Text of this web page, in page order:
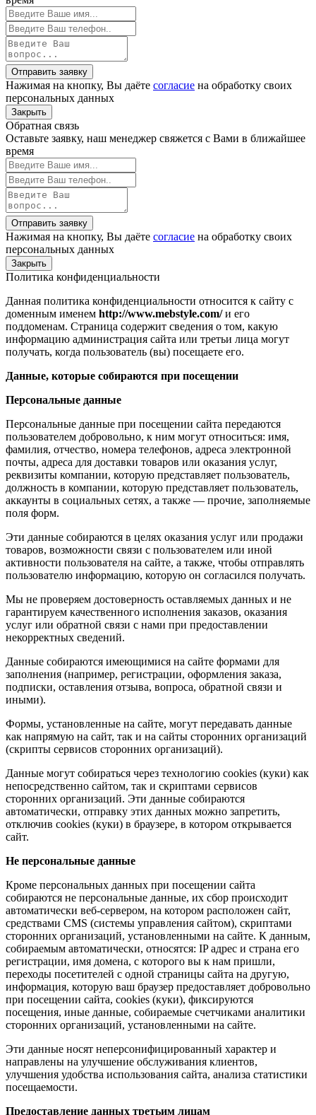
Отправить заявку
Нажимая на кнопку, Вы даёте согласие на обработку своих
персональных данных
Закрыть
Обратная связь
Оставьте заявку, наш менеджер свяжется с Вами в ближайшее
время
Отправить заявку
Нажимая на кнопку, Вы даёте согласие на обработку своих
персональных данных
Закрыть
Политика конфиденциальности
Данная политика конфиденциальности относится к сайту с
доменным именем http://www.mebstyle.com/и его
поддоменам. Страница содержит сведения о том, какую
информацию администрация сайта или третьи лица могут
получать, когда пользователь (вы) посещаете его.
Данные, которые собираются при посещении
Персональные данные
Персональные данные при посещении сайта передаются
пользователем добровольно, к ним могут относиться: имя,
фамилия, отчество, номера телефонов, адреса электронной
почты, адреса для доставки товаров или оказания услуг,
реквизиты компании, которую представляет пользователь,
должность в компании, которую представляет пользователь,
аккаунты в социальных сетях, а также — прочие, заполняемые
поля форм.
Эти данные собираются в целях оказания услуг или продажи
товаров, возможности связи с пользователем или иной
активности пользователя на сайте, а также, чтобы отправлять
пользователю информацию, которую он согласился получать.
Мы не проверяем достоверность оставляемых данных и не
гарантируем качественного исполнения заказов, оказания
услуг или обратной связи с нами при предоставлении
некорректных сведений.
Данные собираются имеющимися на сайте формами для
заполнения (например, регистрации, оформления заказа,
подписки, оставления отзыва, вопроса, обратной связи и
иными).
Формы, установленные на сайте, могут передавать данные
как напрямую на сайт, так и на сайты сторонних организаций
(скрипты сервисов сторонних организаций).
Данные могут собираться через технологию cookies (куки) как
непосредственно сайтом, так и скриптами сервисов
сторонних организаций. Эти данные собираются
автоматически, отправку этих данных можно запретить,
отключив cookies (куки) в браузере, в котором открывается
сайт.
Не персональные данные
Кроме персональных данных при посещении сайта
собираются не персональные данные, их сбор происходит
автоматически веб-сервером, на котором расположен сайт,
средствами CMS (системы управления сайтом), скриптами
сторонних организаций, установленными на сайте. К данным,
собираемым автоматически, относятся: IP адрес и страна его
регистрации, имя домена, с которого вы к нам пришли,
переходы посетителей с одной страницы сайта на другую,
информация, которую ваш браузер предоставляет добровольно
при посещении сайта, cookies (куки), фиксируются
посещения, иные данные, собираемые счетчиками аналитики
сторонних организаций, установленными на сайте.
Эти данные носят неперсонифицированный характер и
направлены на улучшение обслуживания клиентов,
улучшения удобства использования сайта, анализа статистики
посещаемости.
Предоставление данных третьим лицам